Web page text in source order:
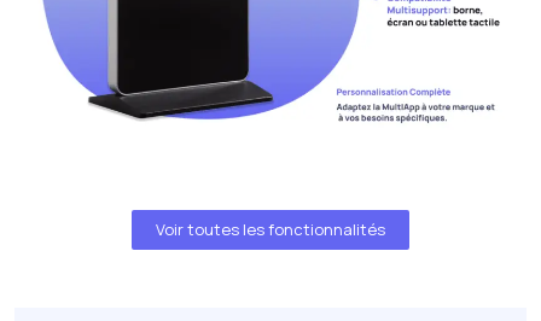
Voir toutes les fonctionnalités